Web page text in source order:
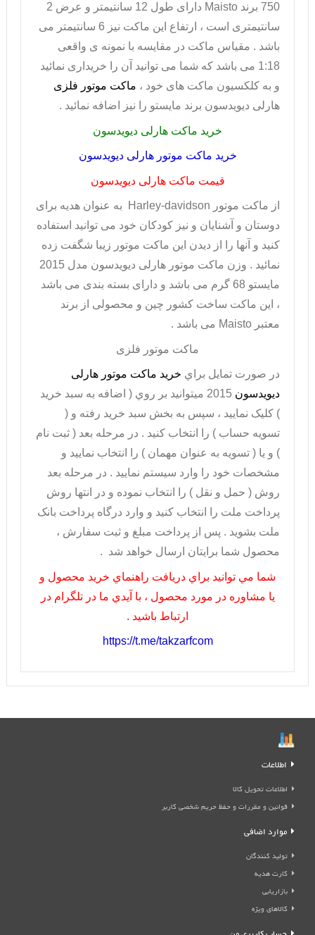
750 برند Maisto
دارای طول 12 سانتیمتر و عرض 2
سانتیمتری است ، ارتفاع این ماکت نیز 6 سانتیمتر می
باشد . مقیاس ماکت در مقایسه با نمونه ی واقعی
1:18 می باشد که شما می توانید آن را خریداری نمائید
و به کلکسیون ماکت های خود ، ماکت موتور فلزی
هارلی دیویدسون برند مایستو را نیز اضافه نمائید .
خرید ماکت هارلی دیویدسون
خرید ماکت موتور هارلی دیویدسون
قیمت ماکت هارلی دیویدسون
از ماکت موتور Harley-davidson
به عنوان هدیه برای
دوستان و آشنایان و نیز کودکان خود می توانید استفاده
کنید و آنها را از دیدن این ماکت موتور زیبا شگفت زده
نمائید . وزن ماکت موتور هارلی دیویدسون
مدل 2015
مایستو 68 گرم می باشد و دارای بسته بندی می باشد
، این ماکت ساخت کشور چین و محصولی از برند
معتبر Maisto می باشد .
ماکت موتور فلزی
در صورت تمايل براي خريد ماکت موتور هارلی
دیویدسون 2015 میتوانيد بر روي ( اضافه به سبد خريد
) کليک نماييد ، سپس به بخش سبد خريد رفته و (
تسويه حساب ) را انتخاب کنيد . در مرحله بعد ( ثبت نام
) و يا ( تسويه به عنوان مهمان ) را انتخاب نماييد و
مشخصات خود را وارد سيستم نماييد . در مرحله بعد
روش ( حمل و نقل ) را انتخاب نموده و در انتها روش
پرداخت ملت را انتخاب کنيد و وارد درگاه پرداخت بانک
ملت بشويد . پس از پرداخت مبلغ و ثبت سفارش ،
محصول شما برايتان ارسال خواهد شد .
شما مي توانيد براي دريافت راهنماي خريد محصول و
يا مشاوره در مورد محصول ، با آيدي ما در تلگرام در
ارتباط باشيد .
https://t.me/takzarfcom
اطلاعات
اطلاعات تحویل کالا
قوانین و مقررات و حفظ حریم شخصی کاربر
موارد اضافی
تولید کنندگان
کارت هدیه
بازاریابی
کالاهای ویژه